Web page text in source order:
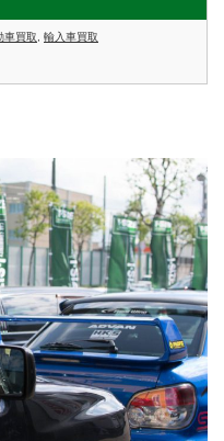
車買取 輸入車買取